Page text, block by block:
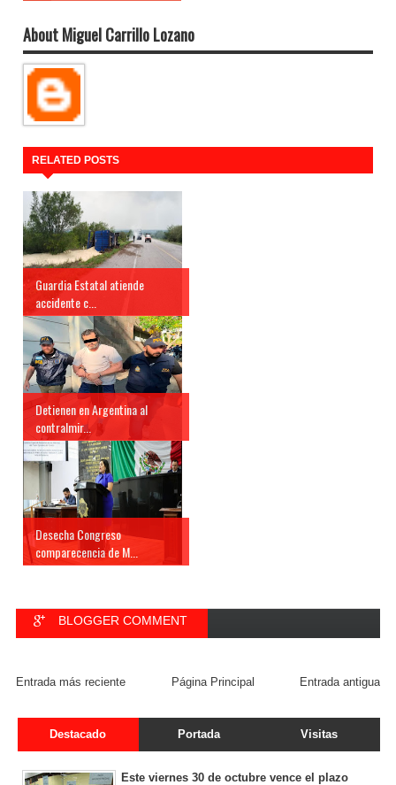
About Miguel Carrillo Lozano
RELATED POSTS
Guardia Estatal atiende
accidente c...
Detienen en Argentina al
contralmir...
Desecha Congreso
comparecencia de M...
BLOGGER COMMENT
Entrada más reciente Entrada antigua
Página Principal
Destacado Portada Visitas
Este viernes 30 de octubre vence el plazo